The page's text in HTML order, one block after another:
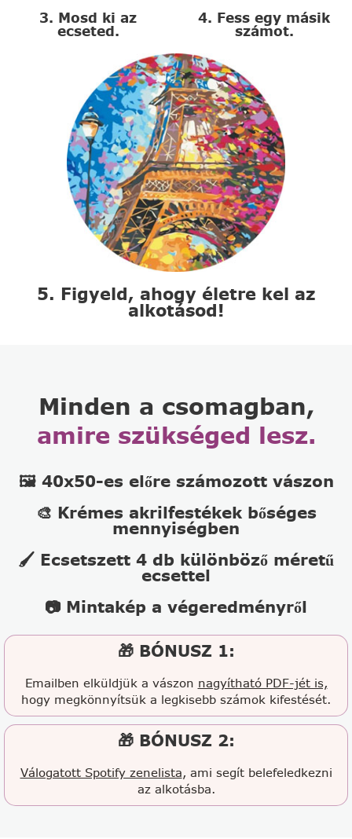
3. Mosd ki az
ecseted.
4. Fess egy másik
számot.
5. Figyeld, ahogy életre kel az
alkotásod!
Minden a csomagban,
amire szükséged lesz.
🖼️ 40x50-es előre számozott vászon
🎨 Krémes akrilfestékek bőséges
mennyiségben
🖌️ Ecsetszett 4 db különböző méretű
ecsettel
📷 Mintakép a végeredményről
🎁 BÓNUSZ 1:
Emailben elküldjük a vászon nagyítható PDF-jét is,
hogy megkönnyítsük a legkisebb számok kifestését.
🎁 BÓNUSZ 2:
Válogatott Spotify zenelista, ami segít belefeledkezni
az alkotásba.